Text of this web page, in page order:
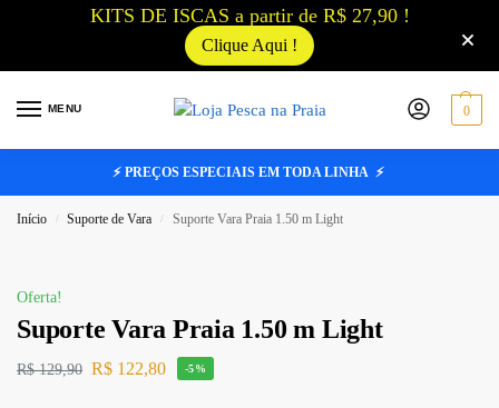
KITS DE ISCAS a partir de R$ 27,90 !
Clique Aqui !
MENU 0
⚡ PREÇOS ESPECIAIS EM TODA LINHA ⚡
Início / Suporte de Vara / Suporte Vara Praia 1.50 m Light
Oferta!
Suporte Vara Praia 1.50 m Light
R$129,90 R$ 122,80 -5%